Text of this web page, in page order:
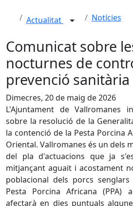
Actualitat Notícies
Comunicat sobre
nocturnes de
prevenció sanitària
Dimecres, 20 de maig de 2026
L'Ajuntament de Vallromanes
sobre la resolució de la
la contenció de la Pesta Porcina
Oriental. Vallromanes és un dels
del pla d'actuacions que ja
mitjançant aguait i acostament
poblacional dels porcs
Pesta Porcina Africana
afectarà en dies puntuals